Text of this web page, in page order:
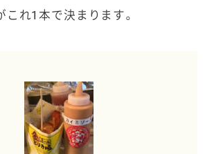
これ1本で決まります。